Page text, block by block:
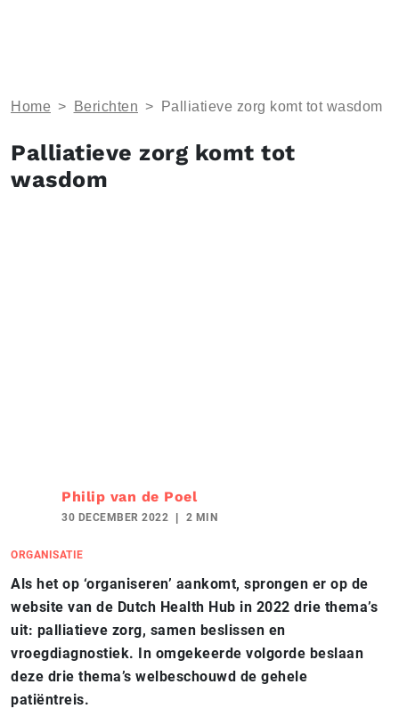
Home > Berichten > Palliatieve zorg komt tot wasdom
Palliatieve zorg komt tot
wasdom
Philip van de Poel
30 DECEMBER 2022 2 MIN
ORGANISATIE
Als het op ‘organiseren’ aankomt, sprongen er op de
website van de Dutch Health Hub in 2022 drie thema’s
uit: palliatieve zorg, samen beslissen en
vroegdiagnostiek. In omgekeerde volgorde beslaan
deze drie thema’s welbeschouwd de gehele
patiëntreis.